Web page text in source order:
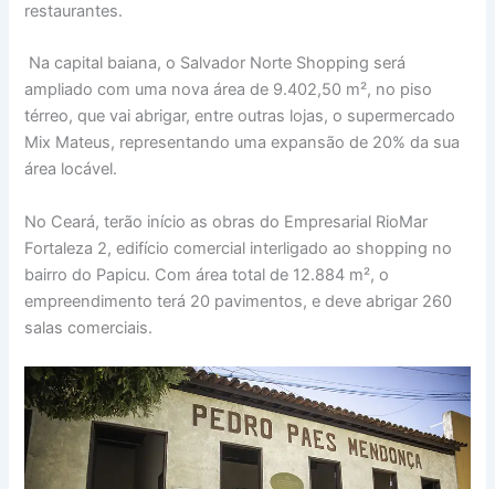
restaurantes.
Na capital baiana, o Salvador Norte Shopping será
ampliado com uma nova área de 9.402,50 m², no piso
térreo, que vai abrigar, entre outras lojas, o supermercado
Mix Mateus, representando uma expansão de 20% da sua
área locável.
No Ceará, terão início as obras do Empresarial RioMar
Fortaleza 2, edifício comercial interligado ao shopping no
bairro do Papicu. Com área total de 12.884 m², o
empreendimento terá 20 pavimentos, e deve abrigar 260
salas comerciais.